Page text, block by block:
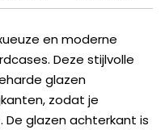
en moderne
Deze stijlvolle
glazen
zodat je
glazen achterkant is